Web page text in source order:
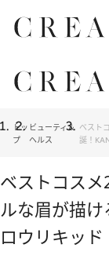
トッ
プ
ビューティ＆
ヘルス
ベスト
誕！
ベストコス
ルな眉が描け
ロウリキッド